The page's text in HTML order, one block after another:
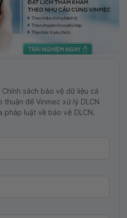
sách bảo vệ dữ liệu cá
thuận để Vinmec xử lý DLCN
pháp luật về bảo vệ DLCN.